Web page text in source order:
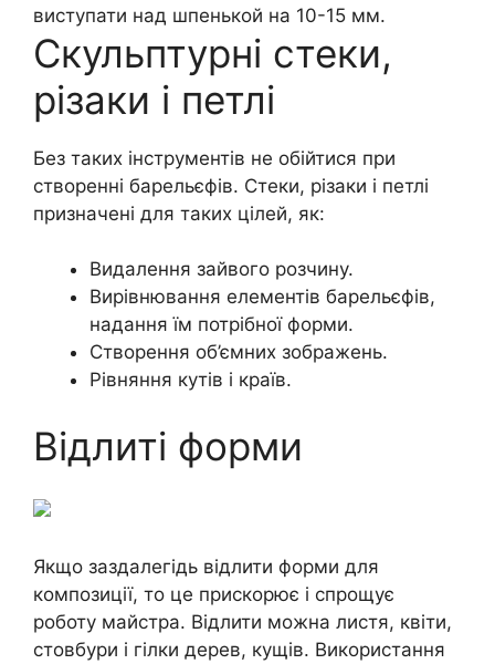
виступати над шпенькой на 10-15 мм.
Скульптурні стеки,
різаки і петлі
Без таких інструментів не обійтися при
створенні барельєфів. Стеки, різаки і петлі
призначені для таких цілей, як:
Видалення зайвого розчину.
Вирівнювання елементів барельєфів,
надання їм потрібної форми.
Створення об’ємних зображень.
Рівняння кутів і країв.
Відлиті форми
Якщо заздалегідь відлити форми для
композиції, то це прискорює і спрощує
роботу майстра. Відлити можна листя, квіти,
стовбури і гілки дерев, кущів. Використання